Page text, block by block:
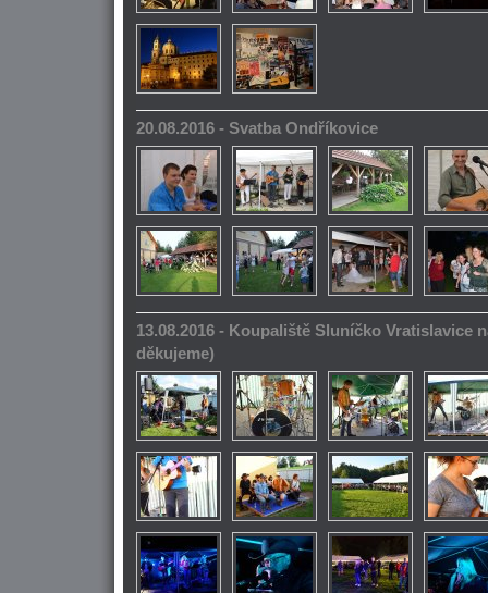
20.08.2016 - Svatba Ondříkovice
13.08.2016 - Koupaliště Sluníčko Vratislavice
děkujeme)